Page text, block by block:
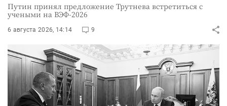
Путин принял предложение Трутнева встретиться с
учеными на ВЭФ-2026
6 августа 2026, 14:14 9